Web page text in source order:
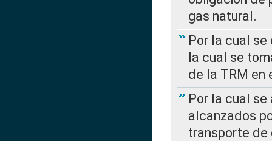
gas natural.
Por la cual se
la cual se
de la TRM en
Por la cual
alcanzados
transporte de